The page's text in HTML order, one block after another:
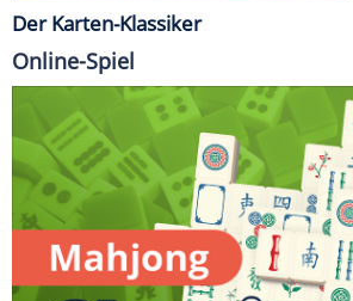
Der Karten-Klassiker
Online-Spiel